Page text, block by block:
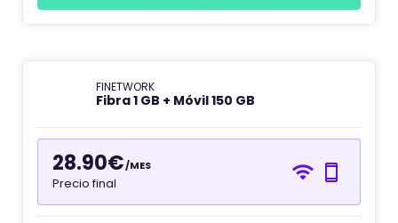
FINETWORK
Fibra 1 GB + Móvil 150 GB
28.90€/MES
Precio final